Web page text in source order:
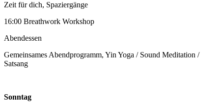
Zeit für dich, Spaziergänge
16:00 Breathwork Workshop
Abendessen
Gemeinsames Abendprogramm, Yin Yoga / Sound Meditation /
Satsang
Sonntag